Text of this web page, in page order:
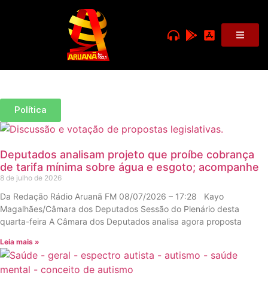
Política
Deputados analisam projeto que proíbe cobrança
de tarifa mínima sobre água e esgoto; acompanhe
8 de julho de 2026
Da Redação Rádio Aruanã FM 08/07/2026 – 17:28 Kayo
Magalhães/Câmara dos Deputados Sessão do Plenário desta
quarta-feira A Câmara dos Deputados analisa agora proposta
Leia mais »